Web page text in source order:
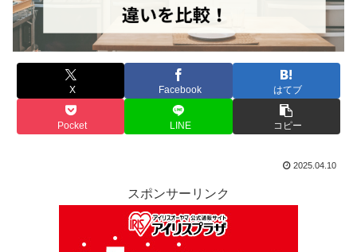
X Facebook はてブ
Pocket LINE コピー
2025.04.10
スポンサーリンク